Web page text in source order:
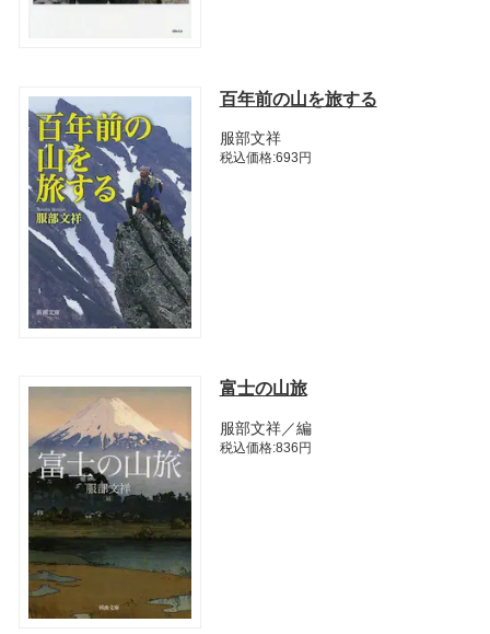
百年前の山を旅する
服部文祥
税込価格:693円
富士の山旅
服部文祥／編
税込価格:836円